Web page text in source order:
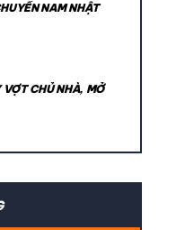
NAM NHẬT
CHỦ NHÀ, MỞ